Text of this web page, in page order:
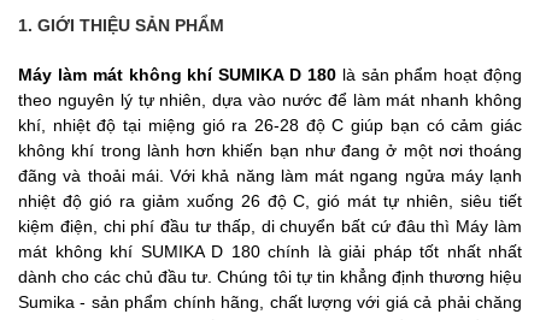
1. GIỚI THIỆU SẢN PHẨM
Máy làm mát không khí SUMIKA D 180 là sản phẩm hoạt động
theo nguyên lý tự nhiên, dựa vào nước để làm mát nhanh không
khí, nhiệt độ tại miệng gió ra 26-28 độ C giúp bạn có cảm giác
không khí trong lành hơn khiến bạn như đang ở một nơi thoáng
đãng và thoải mái. Với khả năng làm mát ngang ngửa máy lạnh
nhiệt độ gió ra giảm xuống 26 độ C, gió mát tự nhiên, siêu tiết
kiệm điện, chi phí đầu tư thấp, di chuyển bất cứ đâu thì Máy làm
mát không khí SUMIKA D 180 chính là giải pháp tốt nhất nhất
dành cho các chủ đầu tư. Chúng tôi tự tin khẳng định thương hiệu
Sumika - sản phẩm chính hãng, chất lượng với giá cả phải chăng